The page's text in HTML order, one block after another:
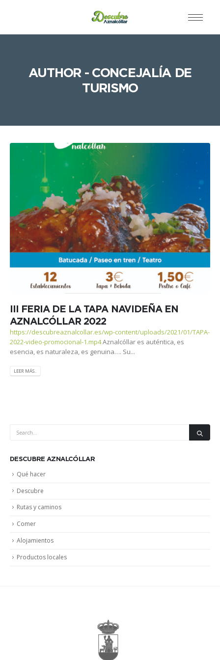
AUTHOR - CONCEJALÍA DE
TURISMO
III FERIA DE LA TAPA NAVIDEÑA EN
AZNALCÓLLAR 2022
https://descubreaznalcollar.es/wp-content/uploads/2021/01/TAPA-
2022-video-promocional-1.mp4Aznalcóllar es auténtica, es
esencia, es naturaleza, es genuina…. Su...
LEER MÁS..
DESCUBRE AZNALCÓLLAR
Qué hacer
Descubre
Rutas y caminos
Comer
Alojamientos
Productos locales